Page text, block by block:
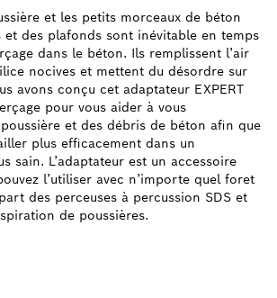
et les petits morceaux de béton
et des plafonds sont inévitable en temps
dans le béton. Ils remplissent l’air
nocives et mettent du désordre sur
avons conçu cet adaptateur EXPERT
pour vous aider à vous
et des débris de béton afin que
plus efficacement dans un
sain. L’adaptateur est un accessoire
l’utiliser avec n’importe quel foret
des perceuses à percussion SDS et
de poussières.